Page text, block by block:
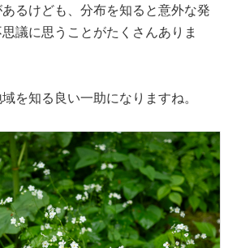
るけども、分布を知ると意外な発
議に思うことがたくさんありま
を知る良い一助になりますね。